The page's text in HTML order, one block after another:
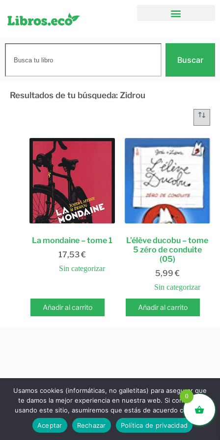
Buscar
Resultados de tu búsqueda: Zidrou
La mondaine – tome 1
17,53€
Sin categorizar
Añadir al carrito
L’élève ducobu – tome
5 zéro de conduite
(05)
5,99 €
Sin categorizar
Añadir al carrito
libros.eco © - Desde Barcelona para el mundo 💚 |
Devoluciones y reembolsos|Política de Privacidad
0
Usamos cookies (informáticas, no galletitas) para asegurar que
te damos la mejor experiencia en nuestra web. Si continúas
usando este sitio, asumiremos que estás de acuerdo con ello.
Aceptar
Rechazar Política de privacidad